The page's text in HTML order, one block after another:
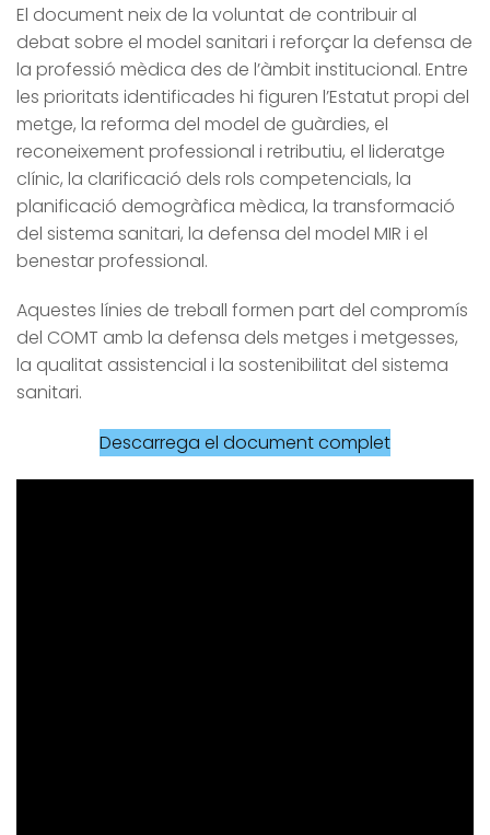
El document neix de la voluntat de contribuir al
debat sobre el model sanitari i reforçar la defensa de
la professió mèdica des de l’àmbit institucional. Entre
les prioritats identificades hi figuren l’Estatut propi del
metge, la reforma del model de guàrdies, el
reconeixement professional i retributiu, el lideratge
clínic, la clarificació dels rols competencials, la
planificació demogràfica mèdica, la transformació
del sistema sanitari, la defensa del model MIR i el
benestar professional.
Aquestes línies de treball formen part del compromís
del COMT amb la defensa dels metges i metgesses,
la qualitat assistencial i la sostenibilitat del sistema
sanitari.
Descarrega el document complet